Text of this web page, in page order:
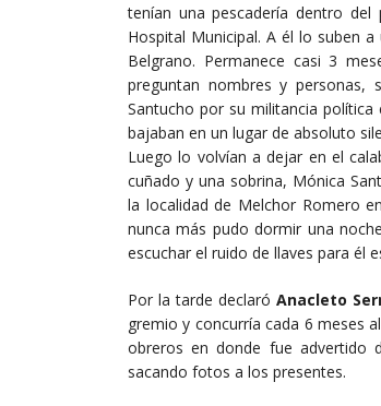
tenían una pescadería dentro
Hospital Municipal. A él lo suben
Belgrano. Permanece casi 3
preguntan nombres y
Santucho por su militancia
bajaban en un lugar de absoluto
Luego lo volvían a dejar en el
cuñado y una sobrina, Mónica
la localidad de Melchor Romero
nunca más pudo dormir una
escuchar el ruido de llaves para él
Por la tarde declaró Anacleto
gremio y concurría cada 6 meses
obreros en donde fue advertido
sacando fotos a los presentes.